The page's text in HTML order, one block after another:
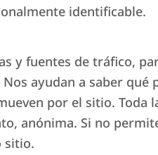
con Italianway para
vacacionales.
identificable.
y fuentes de tráfico,
ayudan a saber qué
por el sitio. Toda
anónima. Si no
sitio.